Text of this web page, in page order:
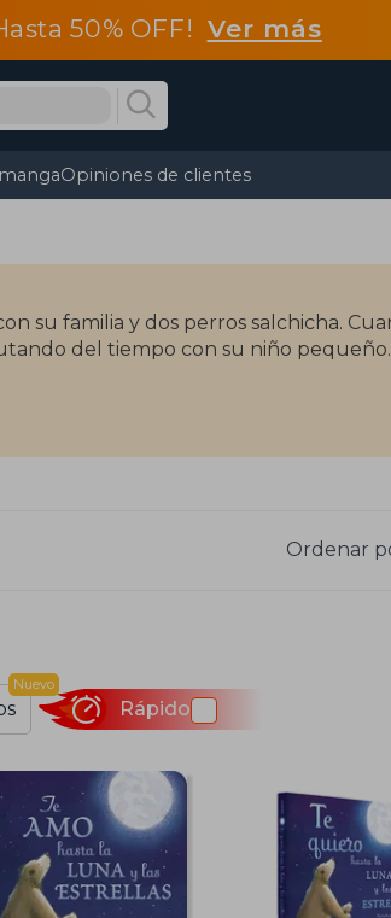
50% OFF! Ver más
Opiniones de clientes
su familia y dos perros salchicha.
del tiempo con su niño pequeño.
Ordenar
Nuevo
Rápido